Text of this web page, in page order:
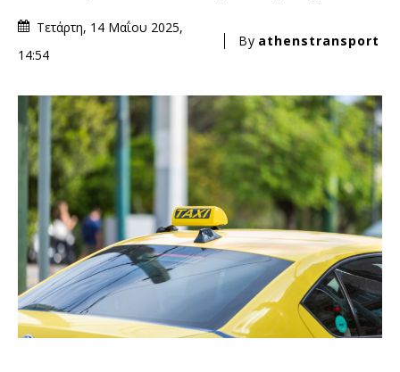
Τετάρτη, 14 Μαΐου 2025,
14:54
By athenstransport